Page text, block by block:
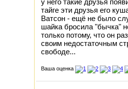
у него такие друзья
тайге эти друзья его
Ватсон - ещё не было
шайка бросила "бычка"
только потому, что он
своим недостаточным
свободе...
Ваша оценка